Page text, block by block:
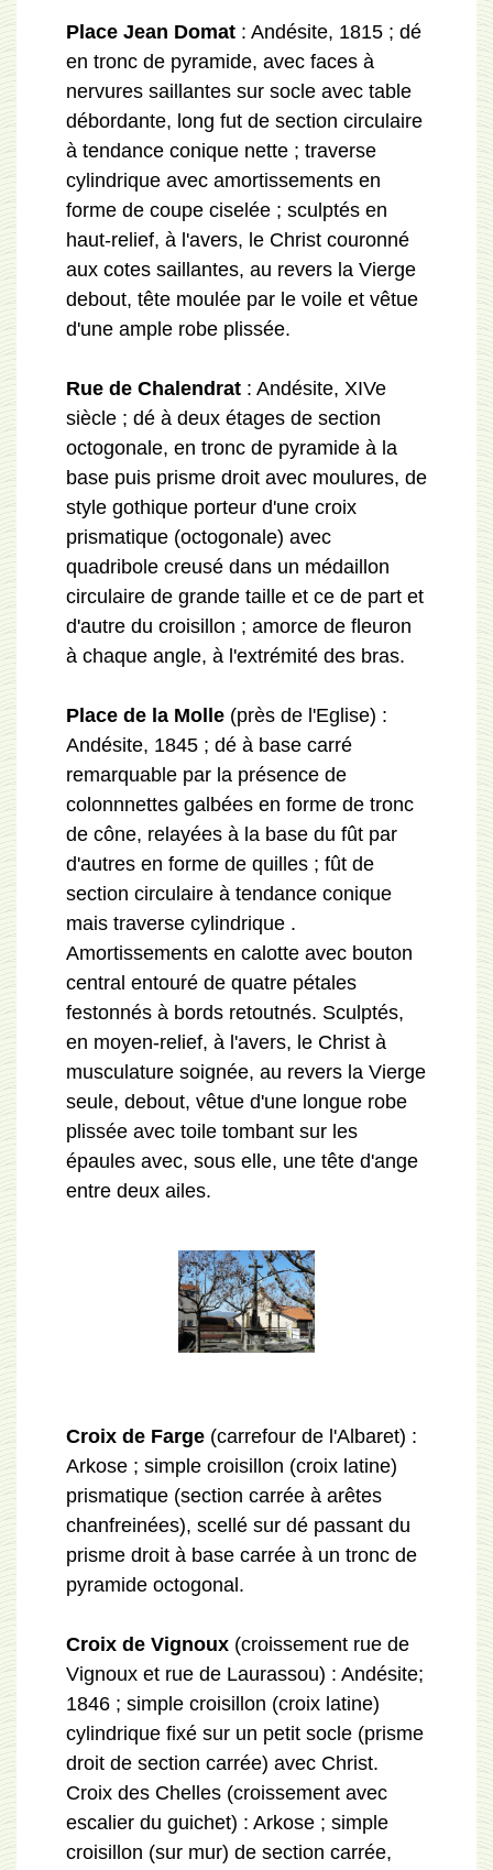
Place Jean Domat : Andésite, 1815 ; dé
en tronc de pyramide, avec faces à
nervures saillantes sur socle avec table
débordante, long fut de section circulaire
à tendance conique nette ; traverse
cylindrique avec amortissements en
forme de coupe ciselée ; sculptés en
haut-relief, à l'avers, le Christ couronné
aux cotes saillantes, au revers la Vierge
debout, tête moulée par le voile et vêtue
d'une ample robe plissée.
Rue de Chalendrat : Andésite, XIVe
siècle ; dé à deux étages de section
octogonale, en tronc de pyramide à la
base puis prisme droit avec moulures, de
style gothique porteur d'une croix
prismatique (octogonale) avec
quadribole creusé dans un médaillon
circulaire de grande taille et ce de part et
d'autre du croisillon ; amorce de fleuron
à chaque angle, à l'extrémité des bras.
Place de la Molle (près de l'Eglise) :
Andésite, 1845 ; dé à base carré
remarquable par la présence de
colonnnettes galbées en forme de tronc
de cône, relayées à la base du fût par
d'autres en forme de quilles ; fût de
section circulaire à tendance conique
mais traverse cylindrique .
Amortissements en calotte avec bouton
central entouré de quatre pétales
festonnés à bords retoutnés. Sculptés,
en moyen-relief, à l'avers, le Christ à
musculature soignée, au revers la Vierge
seule, debout, vêtue d'une longue robe
plissée avec toile tombant sur les
épaules avec, sous elle, une tête d'ange
entre deux ailes.
Croix de Farge (carrefour de l'Albaret) :
Arkose ; simple croisillon (croix latine)
prismatique (section carrée à arêtes
chanfreinées), scellé sur dé passant du
prisme droit à base carrée à un tronc de
pyramide octogonal.
Croix de Vignoux (croissement rue de
Vignoux et rue de Laurassou) : Andésite;
1846 ; simple croisillon (croix latine)
cylindrique fixé sur un petit socle (prisme
droit de section carrée) avec Christ.
Croix des Chelles (croissement avec
escalier du guichet) : Arkose ; simple
croisillon (sur mur) de section carrée,